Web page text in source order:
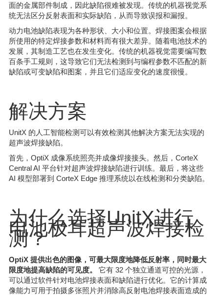
面的金属部件制成，因此缺陷很难被发现。传统的机器视觉系
统无法区分反射表面和实际缺陷，从而导致误报和漏报。
动力电池缺陷表现为各种形状、大小和位置。焊接图案会根据
所使用的特定焊接参数和材料而有很大差异。随着电池技术的
发展，其制造工艺也在发生变化。传统的机器视觉需要编写数
百条手工规则，这导致它们无法检测到与编程参数不匹配的新
缺陷或可变缺陷和图案，并且它们适应变化的速度很慢。
解决方案
UnitX 的人工智能检测可以有效检测其他解决方案无法实现的
超声波焊接缺陷。
首先，OptiX 成像系统照亮并成像焊接接头。然后，CorteX
Central AI 平台针对超声波焊接缺陷进行训练。最后，将这些
AI 模型部署到 CorteX Edge 推理系统以在线检测和分类缺陷。
为什么选择UnitX进行
电池极耳超声波焊接检
测？
OptiX 提供出色的图像，可最大限度地降低反射率，同时最大
限度地提高缺陷的可见度。
它有 32 个独立通道可控的光源，
可以通过软件针对电池焊接表面和缺陷进行优化。它的计算成
像能力可用于拍摄多张照片并消除高反射电池焊接表面造成的